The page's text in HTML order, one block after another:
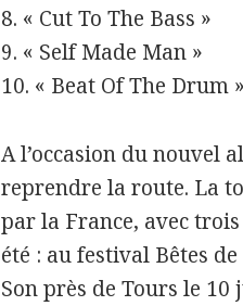
8. « Cut To The Bass »
9. « Self Made Man »
10. « Beat Of The Drum »
A l’occasion du nouvel
reprendre la route. La
par la France, avec
été : au festival Bêtes
Son près de Tours le